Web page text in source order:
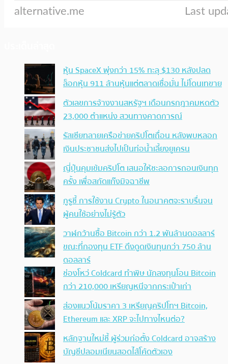
หุ้น SpaceX พุ่งกว่า 15% ทะลุ $130 หลังปลด
ล็อกหุ้น 911 ล้านหุ้นแต่ตลาดเชื่อมั่น ไม่โดนเทขาย
ตัวเลขการจ้างงานสหรัฐฯ เดือนกรกฎาคมหดตัว
23,000 ตำแหน่ง สวนทางคาดการณ์
รัสเซียทลายเครือข่ายคริปโตเถื่อน หลังพบหลอก
เงินประชาชนส่งไปเป็นท่อน้ำเลี้ยงยูเครน
ญี่ปุ่นคุมเข้มคริปโต เสนอให้ชะลอการถอนเงินทุก
ครั้ง เพื่อสกัดแก๊งมิจฉาชีพ
กูรูชี้ การใช้งาน Crypto ในอนาคตจะราบรื่นจน
ผู้คนใช้อย่างไม่รู้ตัว
วาฬกว้านซื้อ Bitcoin กว่า 1.2 พันล้านดอลลาร์
ขณะที่กองทุน ETF ดึงดูดเงินทุนกว่า 750 ล้าน
ดอลลาร์
ช่องโหว่ Coldcard ทำพิษ นักลงทุนโอน Bitcoin
กว่า 210,000 เหรียญหนีจากกระเป๋าเก่า
ส่องแนวโน้มราคา 3 เหรียญคริปโทฯ Bitcoin,
Ethereum และ XRP จะไปทางไหนต่อ?
หลักฐานใหม่ชี้ ผู้ร่วมก่อตั้ง Coldcard อาจสร้าง
บัญชีปลอมเนียนสอดไส้โค้ดตัวเอง